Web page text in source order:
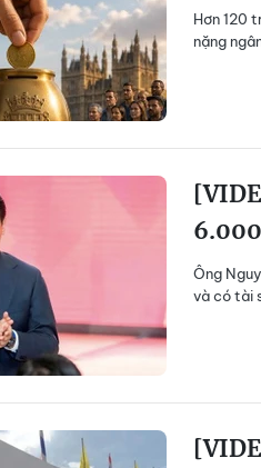
Hơn 120
nặng
Ông
và có tài